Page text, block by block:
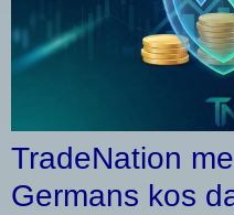
TradeNation
Germans kos